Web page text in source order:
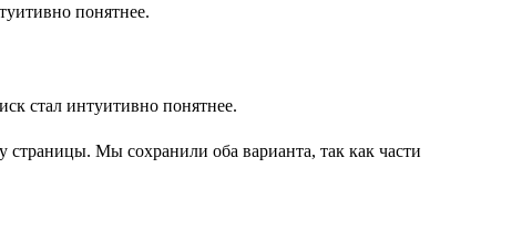
понятнее.
Мы сохранили оба варианта, так как части